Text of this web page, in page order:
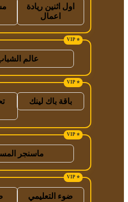
اول اثنين ريادة
اعمال
عالم
باقة باك لينك
ماسنجر
ضوء التعليمي